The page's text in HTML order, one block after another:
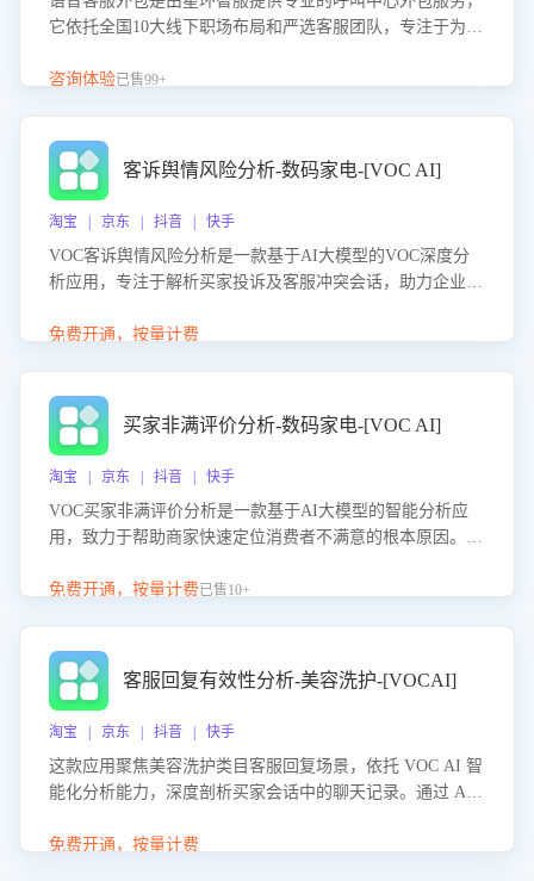
它依托全国10大线下职场布局和严选客服团队，专注于为企
客服团队和智能工具提升语音客服服务效率和质量，帮助企
咨询体验已售99+
客诉舆情风险分析-数码家电-[VOC AI]
淘宝 | 京东 | 抖音 | 快手
VOC客诉舆情风险分析是一款基于AI大模型的VOC深度分
析应用，专注于解析买家投诉及客服冲突会话，助力企业精
别客户情绪、归因争议根源，并客观评估客服应对合理性与
能力，阻断差评扩散，维护品牌声誉，实现客户满意度的持
续提升。
免费开通，按量计费
买家非满评价分析-数码家电-[VOC AI]
淘宝 | 京东 | 抖音 | 快手
VOC买家非满评价分析是一款基于AI大模型的智能分析应
用，致力于帮助商家快速定位消费者不满意的根本原因。该
客服原因或其它部门原因，明确责任归属，提供可落地的改
改，有效提升客户满意度和店铺整体服务质量。
免费开通，按量计费已售10+
客服回复有效性分析-美容洗护-[VOCAI]
淘宝 | 京东 | 抖音 | 快手
这款应用聚焦美容洗护类目客服回复场景，依托 VOC AI 智
能化分析能力，深度剖析买家会话中的聊天记录。通过 AI
答的有效性与完整性，输出针对性改进策略，助力商家快速
免费开通，按量计费